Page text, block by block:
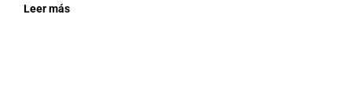
Leer más